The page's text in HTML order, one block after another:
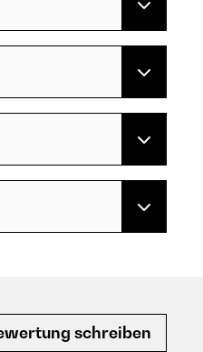
schreiben